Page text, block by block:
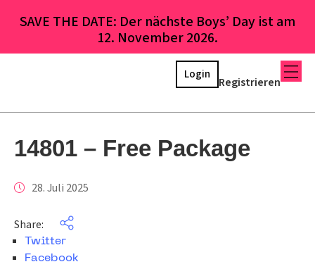
SAVE THE DATE: Der nächste Boys’ Day ist am
12. November 2026.
Registrieren
Login
14801 – Free Package
28. Juli 2025
Share:
Twitter
Facebook